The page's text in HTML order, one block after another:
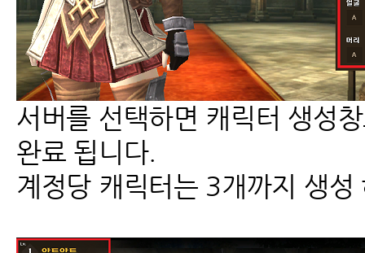
서버를 선택하면 캐릭터 생성
완료 됩니다.
계정당 캐릭터는 3개까지 생성